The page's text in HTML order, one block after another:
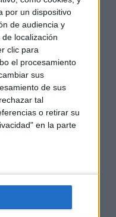
por un dispositivo
de audiencia y
localización
clic para
el procesamiento
sus
de sus
tal
o retirar su
en la parte